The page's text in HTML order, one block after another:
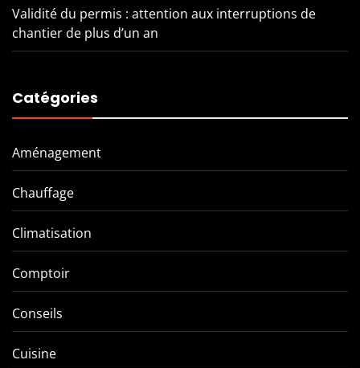
Validité du permis : attention aux interruptions de
chantier de plus d’un an
Catégories
Aménagement
Chauffage
Climatisation
Comptoir
Conseils
Cuisine